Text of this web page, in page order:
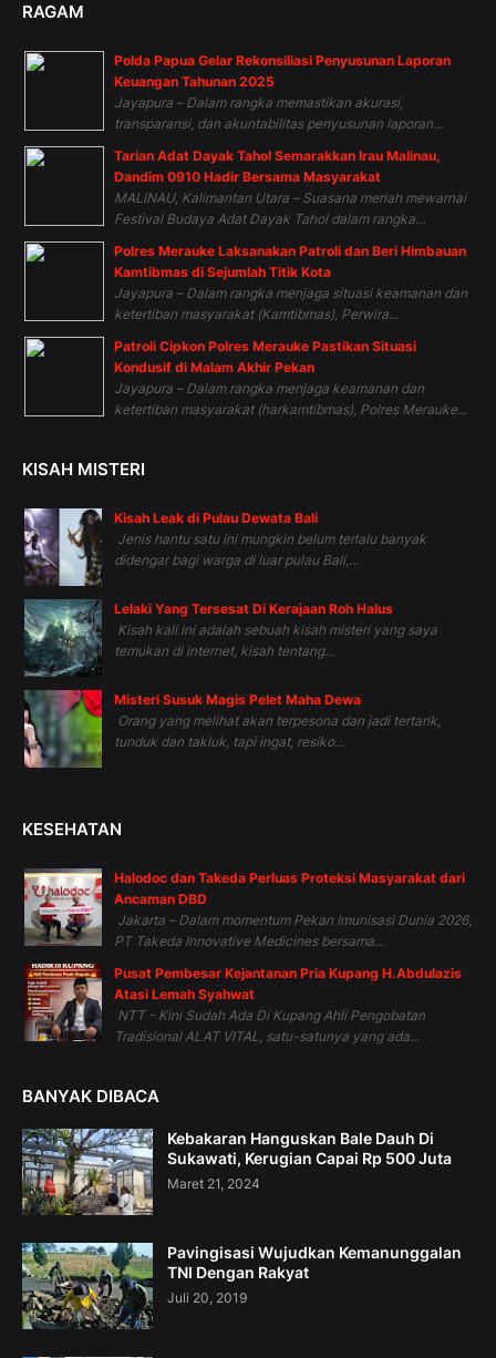
RAGAM
Polda Papua Gelar Rekonsiliasi Penyusunan Laporan
Keuangan Tahunan 2025
Jayapura – Dalam rangka memastikan akurasi,
transparansi, dan akuntabilitas penyusunan laporan...
Tarian Adat Dayak Tahol Semarakkan Irau Malinau,
Dandim 0910 Hadir Bersama Masyarakat
MALINAU, Kalimantan Utara – Suasana meriah mewarnai
Festival Budaya Adat Dayak Tahol dalam rangka...
Polres Merauke Laksanakan Patroli dan Beri Himbauan
Kamtibmas di Sejumlah Titik Kota
Jayapura – Dalam rangka menjaga situasi keamanan dan
ketertiban masyarakat (Kamtibmas), Perwira...
Patroli Cipkon Polres Merauke Pastikan Situasi
Kondusif di Malam Akhir Pekan
Jayapura – Dalam rangka menjaga keamanan dan
ketertiban masyarakat (harkamtibmas), Polres Merauke...
KISAH MISTERI
Kisah Leak di Pulau Dewata Bali
Jenis hantu satu ini mungkin belum terlalu banyak
didengar bagi warga di luar pulau Bali,...
Lelaki Yang Tersesat Di Kerajaan Roh Halus
Kisah kali ini adalah sebuah kisah misteri yang saya
temukan di internet, kisah tentang...
Misteri Susuk Magis Pelet Maha Dewa
Orang yang melihat akan terpesona dan jadi tertarik,
tunduk dan takluk, tapi ingat, resiko...
KESEHATAN
Halodoc dan Takeda Perluas Proteksi Masyarakat dari
Ancaman DBD
Jakarta – Dalam momentum Pekan Imunisasi Dunia 2026,
PT Takeda Innovative Medicines bersama...
Pusat Pembesar Kejantanan Pria Kupang H.Abdulazis
Atasi Lemah Syahwat
NTT - Kini Sudah Ada Di Kupang Ahli Pengobatan
Tradisional ALAT VITAL, satu-satunya yang ada...
BANYAK DIBACA
Kebakaran Hanguskan Bale Dauh Di
Sukawati, Kerugian Capai Rp 500 Juta
Maret 21, 2024
Pavingisasi Wujudkan Kemanunggalan
TNI Dengan Rakyat
Juli 20, 2019